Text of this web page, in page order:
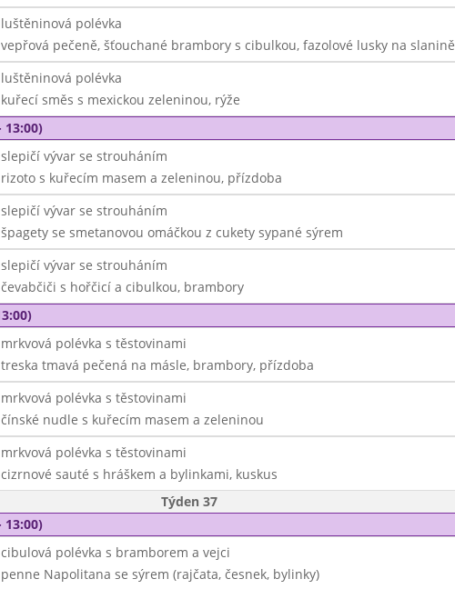
luštěninová polévka
vepřová pečeně, šťouchané brambory s cibulkou, fazolové lusky na slanině
luštěninová polévka
kuřecí směs s mexickou zeleninou, rýže
13:00)
slepičí vývar se strouháním
rizoto s kuřecím masem a zeleninou, přízdoba
slepičí vývar se strouháním
špagety se smetanovou omáčkou z cukety sypané sýrem
slepičí vývar se strouháním
čevabčiči s hořčicí a cibulkou, brambory
mrkvová polévka s těstovinami
treska tmavá pečená na másle, brambory, přízdoba
mrkvová polévka s těstovinami
čínské nudle s kuřecím masem a zeleninou
mrkvová polévka s těstovinami
cizrnové sauté s hráškem a bylinkami, kuskus
Týden 37
13:00)
cibulová polévka s bramborem a vejci
penne Napolitana se sýrem (rajčata, česnek, bylinky)